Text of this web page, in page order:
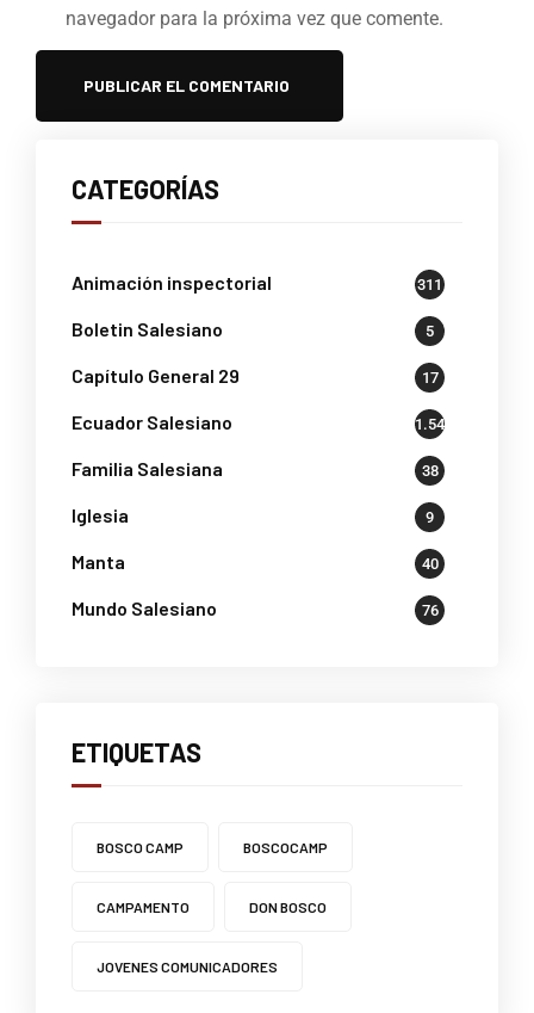
navegador para la próxima vez que comente.
CATEGORÍAS
Animación inspectorial 311
Boletin Salesiano 5
Capítulo General 29 17
Ecuador Salesiano 1.541
Familia Salesiana 38
Iglesia 9
Manta 40
Mundo Salesiano 76
ETIQUETAS
BOSCO CAMP BOSCOCAMP
CAMPAMENTO DON BOSCO
JOVENES COMUNICADORES